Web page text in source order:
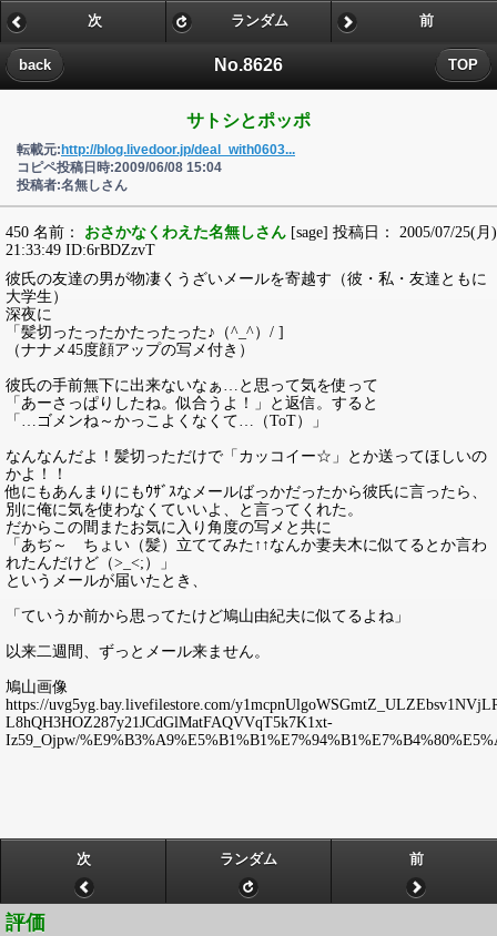
No.8626
back TOP
次 ランダム 前
サトシとポッポ
転載元: http://blog.livedoor.jp/deal_with0603...
コピペ投稿日時:2009/06/08 15:04
投稿者:名無しさん
450 名前： おさかなくわえた名無しさん [sage] 投稿日： 2005/07/25(月)
21:33:49 ID:6rBDZzvT
彼氏の友達の男が物凄くうざいメールを寄越す（彼・私・友達ともに
大学生）
深夜に
「髪切ったったかたったった♪（^_^）/ ]
（ナナメ45度顔アップの写メ付き）
彼氏の手前無下に出来ないなぁ…と思って気を使って
「あーさっぱりしたね。似合うよ！」と返信。すると
「…ゴメンね～かっこよくなくて…（ToT）」
なんなんだよ！髪切っただけで「カッコイー☆」とか送ってほしいの
かよ！！
他にもあんまりにもｳｻﾞｽなメールばっかだったから彼氏に言ったら、
別に俺に気を使わなくていいよ、と言ってくれた。
だからこの間またお気に入り角度の写メと共に
「あぢ～ ちょい（髪）立ててみた↑↑なんか妻夫木に似てるとか言わ
れたんだけど（>_<;）」
というメールが届いたとき、
「ていうか前から思ってたけど鳩山由紀夫に似てるよね」
以来二週間、ずっとメール来ません。
鳩山画像
https://uvg5yg.bay.livefilestore.com/
L8hQH3HOZ287y21JCdGlMatFAQVVqT5k7K1xt-
Iz59_Ojpw/
次 ランダム 前
評価